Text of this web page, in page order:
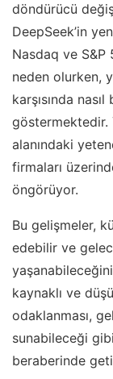
döndürücü
DeepSeek’in
Nasdaq ve S&P
neden olurken,
karşısında
göstermektedir.
alanındaki
firmaları
öngörüyor.
Bu gelişmeler,
edebilir ve
kaynaklı ve
odaklanması,
sunabileceği
beraberinde